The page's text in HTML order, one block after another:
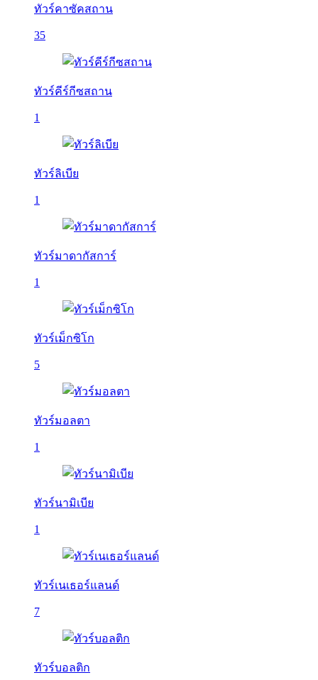
ทัวร์คาซัคสถาน
35
ทัวร์คีร์กีซสถาน
1
ทัวร์ลิเบีย
1
ทัวร์มาดากัสการ์
1
ทัวร์เม็กซิโก
5
ทัวร์มอลตา
1
ทัวร์นามิเบีย
1
ทัวร์เนเธอร์แลนด์
7
ทัวร์บอลติก